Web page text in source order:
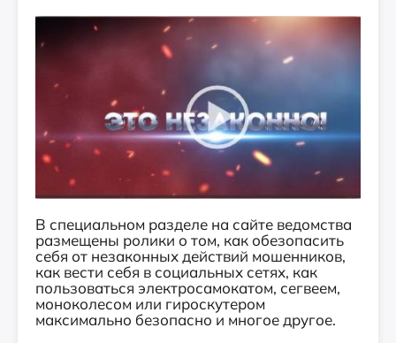
В специальном разделе на сайте ведомства
размещены ролики о том, как обезопасить
себя от незаконных действий мошенников,
как вести себя в социальных сетях, как
пользоваться электросамокатом, сегвеем,
моноколесом или гироскутером
максимально безопасно и многое другое.